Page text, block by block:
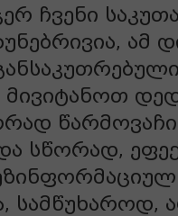
ჩვენი
ამ
სწორად,